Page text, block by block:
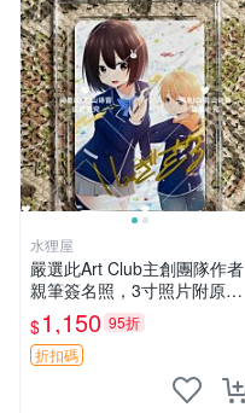
水狸屋
嚴選此Art Club主創團隊作者
親筆簽名照，3寸照片附原裝
卡磚。收藏級面簽照，適合藝
術愛好者收藏與展示。 3寸
簽名 照片
$1,150 95折
折扣碼